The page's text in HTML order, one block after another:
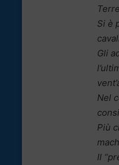
Si è
Gli
Nel
Più
Il